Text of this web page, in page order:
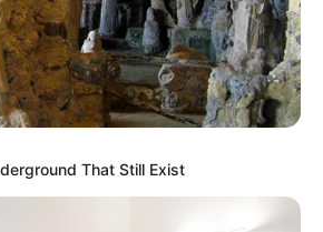
That Still Exist